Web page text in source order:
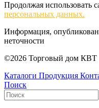
Продолжая использовать
персональных данных.
Информация,
неточности
©2026 Торговый дом КВТ
Каталоги Продукция
Поиск